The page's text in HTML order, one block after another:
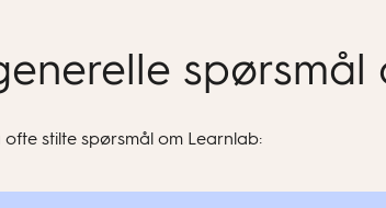
stilte spørsmål om Learnlab: